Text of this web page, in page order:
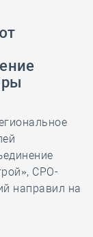
СРО-
направил на